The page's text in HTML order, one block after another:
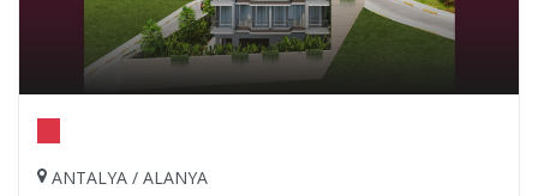
ANTALYA / ALANYA